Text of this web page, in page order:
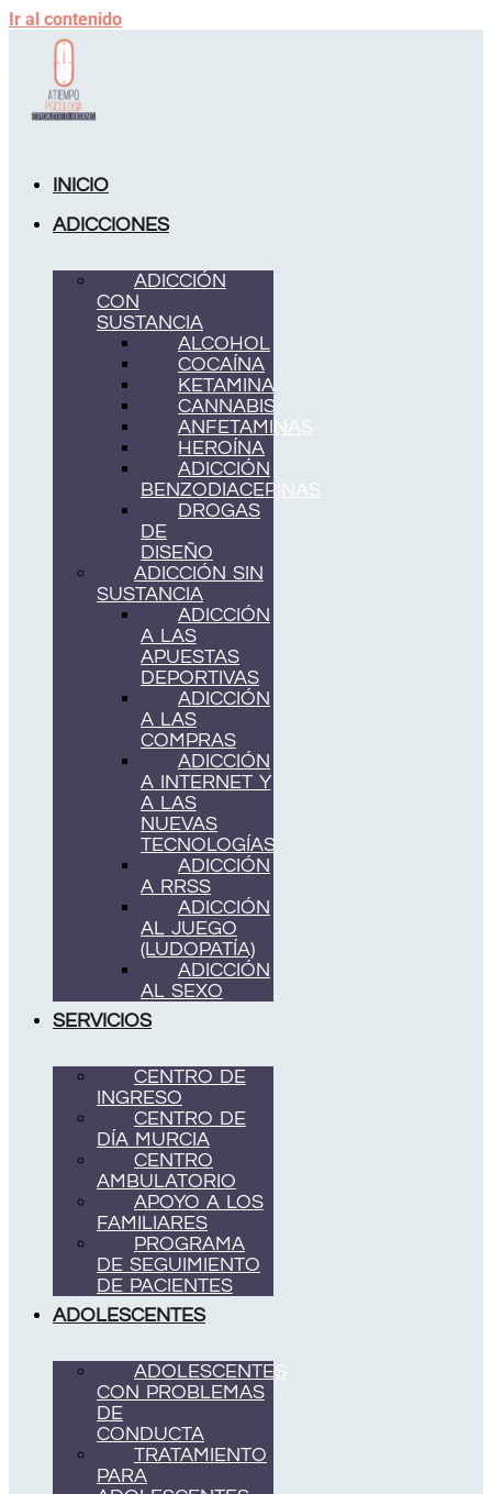
Ir al contenido
INICIO
ADICCIONES
ADICCIÓN
CON
SUSTANCIA
ALCOHOL
COCAÍNA
KETAMINA
CANNABIS
ANFETAMINAS
HEROÍNA
ADICCIÓN
BENZODIACEPINAS
DROGAS
DE
DISEÑO
ADICCIÓN SIN
SUSTANCIA
ADICCIÓN
A LAS
APUESTAS
DEPORTIVAS
ADICCIÓN
A LAS
COMPRAS
ADICCIÓN
A INTERNET Y
A LAS
NUEVAS
TECNOLOGÍAS
ADICCIÓN
A RRSS
ADICCIÓN
AL JUEGO
(LUDOPATÍA)
ADICCIÓN
AL SEXO
SERVICIOS
CENTRO DE
INGRESO
CENTRO DE
DÍA MURCIA
CENTRO
AMBULATORIO
APOYO A LOS
FAMILIARES
PROGRAMA
DE SEGUIMIENTO
DE PACIENTES
ADOLESCENTES
ADOLESCENTES
CON PROBLEMAS
DE
CONDUCTA
TRATAMIENTO
PARA